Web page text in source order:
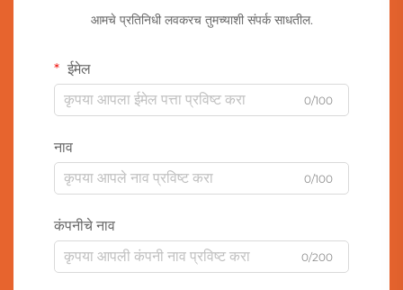
आमचे प्रतिनिधी लवकरच तुमच्याशी संपर्क साधतील.
ईमेल
0/100
नाव
0/100
कंपनीचे नाव
0/200